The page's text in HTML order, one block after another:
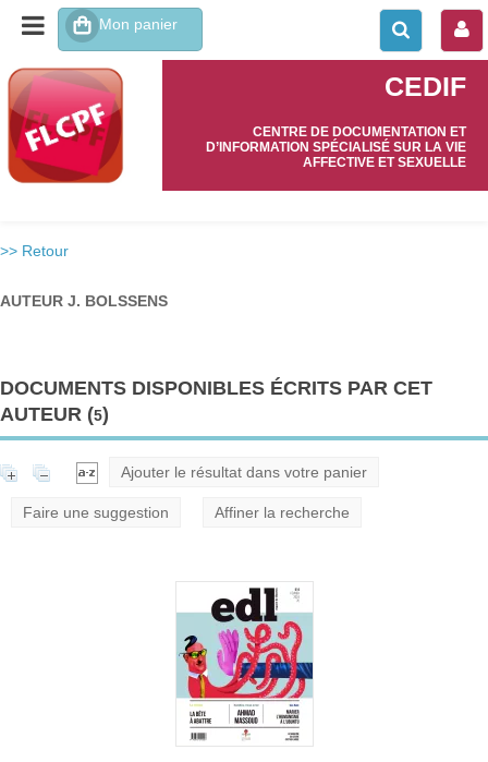
CEDIF
CENTRE DE DOCUMENTATION ET
D’INFORMATION SPÉCIALISÉ SUR LA VIE
AFFECTIVE ET SEXUELLE
>> Retour
AUTEUR J. BOLSSENS
DOCUMENTS DISPONIBLES ÉCRITS PAR CET
AUTEUR (5)
Ajouter le résultat dans votre panier
Faire une suggestion Affiner la recherche